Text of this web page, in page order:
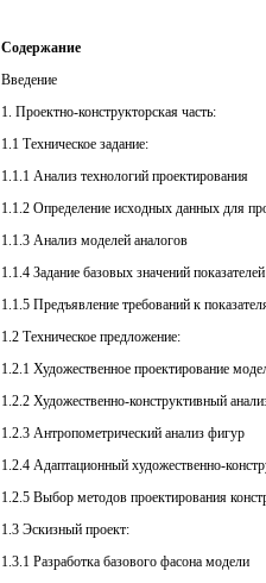
Содержание
Введение
1. Проектно-конструкторская часть:
1.1 Техническое задание:
1.1.1 Анализ технологий проектирования
1.1.2 Определение исходных данных для
1.1.3 Анализ моделей аналогов
1.1.4 Задание базовых значений
1.1.5 Предъявление требований к
1.2 Техническое предложение:
1.2.1 Художественное проектирование
1.2.2 Художественно-конструктивный
1.2.3 Антропометрический анализ фигур
1.2.4 Адаптационный художественно-
1.2.5 Выбор методов проектирования
1.3 Эскизный проект:
1.3.1 Разработка базового фасона модели